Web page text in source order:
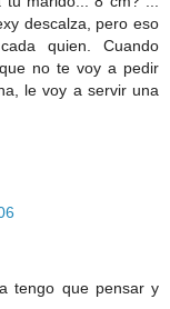
descalza, pero eso
quien. Cuando
no te voy a pedir
le voy a servir una
tengo que pensar y